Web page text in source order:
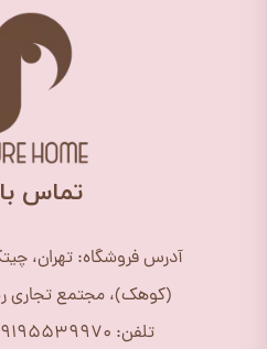
​تماس
آدرس فروشگاه: تهران،
(کوهک)، مجتمع تجاری
تلفن: 09195539970 (10 الی 18 )